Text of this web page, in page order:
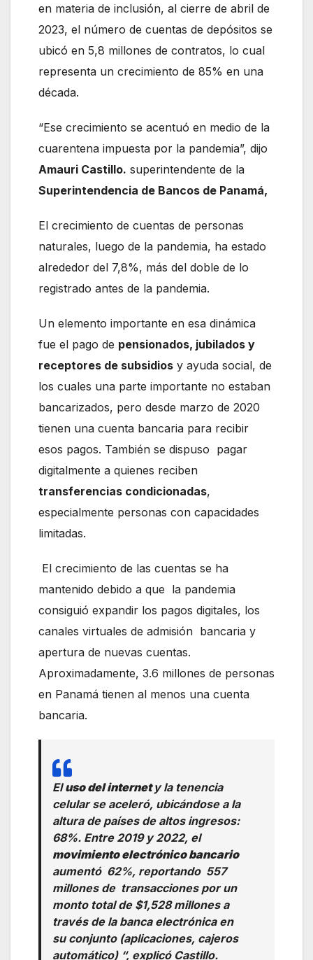
en materia de inclusión, al cierre de abril de
2023, el número de cuentas de depósitos se
ubicó en 5,8 millones de contratos, lo cual
representa un crecimiento de 85% en una
década.
“Ese crecimiento se acentuó en medio de la
cuarentena impuesta por la pandemia”, dijo
Amauri Castillo. superintendente de la
Superintendencia de Bancos de Panamá,
El crecimiento de cuentas de personas
naturales, luego de la pandemia, ha estado
alrededor del 7,8%, más del doble de lo
registrado antes de la pandemia.
Un elemento importante en esa dinámica
fue el pago de pensionados, jubilados y
receptores de subsidios y ayuda social, de
los cuales una parte importante no estaban
bancarizados, pero desde marzo de 2020
tienen una cuenta bancaria para recibir
esos pagos. También se dispuso pagar
digitalmente a quienes reciben
transferencias condicionadas,
especialmente personas con capacidades
limitadas.
El crecimiento de las cuentas se ha
mantenido debido a que la pandemia
consiguió expandir los pagos digitales, los
canales virtuales de admisión bancaria y
apertura de nuevas cuentas.
Aproximadamente, 3.6 millones de personas
en Panamá tienen al menos una cuenta
bancaria.
Eluso del internety la tenencia
celular se aceleró, ubicándose a la
altura de países de altos ingresos:
68%. Entre 2019 y 2022, el
movimiento electrónico bancario
aumentó 62%, reportando 557
millones de transacciones por un
monto total de $1,528 millones a
través de la banca electrónica en
su conjunto (aplicaciones, cajeros
automático) “, explicó Castillo.